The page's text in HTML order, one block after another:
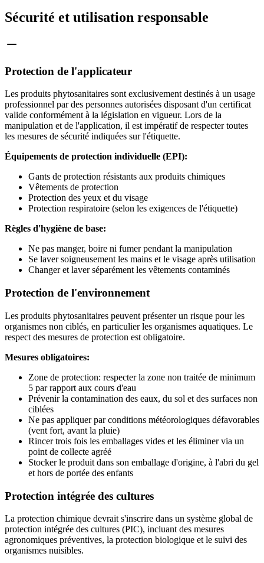
Sécurité et utilisation responsable
Protection de l'applicateur
Les produits phytosanitaires sont exclusivement destinés à un usage
professionnel par des personnes autorisées disposant d'un certificat
valide conformément à la législation en vigueur. Lors de la
manipulation et de l'application, il est impératif de respecter toutes
les mesures de sécurité indiquées sur l'étiquette.
Équipements de protection individuelle (EPI):
Gants de protection résistants aux produits chimiques
Vêtements de protection
Protection des yeux et du visage
Protection respiratoire (selon les exigences de l'étiquette)
Règles d'hygiène de base:
Ne pas manger, boire ni fumer pendant la manipulation
Se laver soigneusement les mains et le visage après utilisation
Changer et laver séparément les vêtements contaminés
Protection de l'environnement
Les produits phytosanitaires peuvent présenter un risque pour les
organismes non ciblés, en particulier les organismes aquatiques. Le
respect des mesures de protection est obligatoire.
Mesures obligatoires:
Zone de protection: respecter la zone non traitée de minimum
5 par rapport aux cours d'eau
Prévenir la contamination des eaux, du sol et des surfaces non
ciblées
Ne pas appliquer par conditions météorologiques défavorables
(vent fort, avant la pluie)
Rincer trois fois les emballages vides et les éliminer via un
point de collecte agréé
Stocker le produit dans son emballage d'origine, à l'abri du gel
et hors de portée des enfants
Protection intégrée des cultures
La protection chimique devrait s'inscrire dans un système global de
protection intégrée des cultures (PIC), incluant des mesures
agronomiques préventives, la protection biologique et le suivi des
organismes nuisibles.